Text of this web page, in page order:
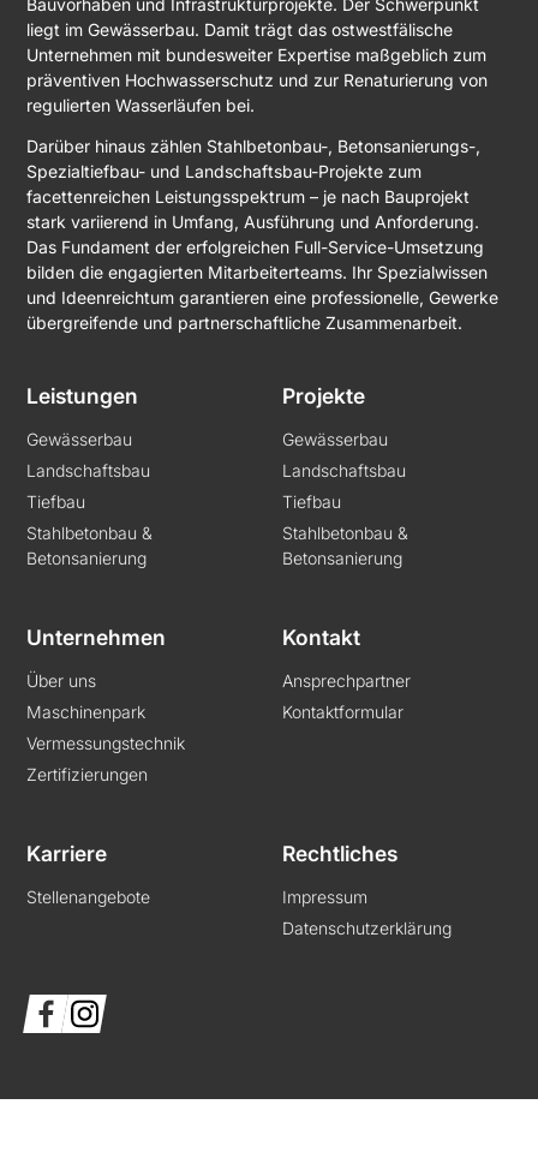
liegt im Gewässerbau. Damit trägt das ostwestfälische
Unternehmen mit bundesweiter Expertise maßgeblich zum
präventiven Hochwasserschutz und zur Renaturierung von
regulierten Wasserläufen bei.
Darüber hinaus zählen Stahlbetonbau-, Betonsanierungs-,
Spezialtiefbau- und Landschaftsbau-Projekte zum
facettenreichen Leistungsspektrum – je nach Bauprojekt
stark variierend in Umfang, Ausführung und Anforderung.
Das Fundament der erfolgreichen Full-Service-Umsetzung
bilden die engagierten Mitarbeiterteams. Ihr Spezialwissen
und Ideenreichtum garantieren eine professionelle, Gewerke
übergreifende und partnerschaftliche Zusammenarbeit.
Leistungen
Gewässerbau
Landschaftsbau
Tiefbau
Stahlbetonbau &
Betonsanierung
Projekte
Gewässerbau
Landschaftsbau
Tiefbau
Stahlbetonbau &
Betonsanierung
Unternehmen
Über uns
Maschinenpark
Vermessungstechnik
Zertifizierungen
Kontakt
Ansprechpartner
Kontaktformular
Karriere
Stellenangebote
Rechtliches
Impressum
Datenschutzerklärung